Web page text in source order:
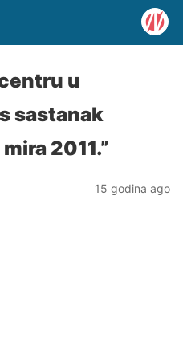
u
sastanak
2011.”
15 godina ago